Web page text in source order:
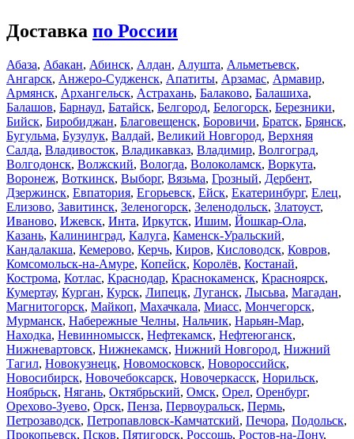
Доставка по России
Абаза, Абакан, Абинск, Алдан, Алушта, Альметьевск,
Ангарск, Анжеро-Судженск, Апатиты, Арзамас, Армавир,
Армянск, Архангельск, Астрахань, Балаково, Балашиха,
Балашов, Барнаул, Батайск, Белгород, Белогорск, Березники,
Бийск, Биробиджан, Благовещенск, Боровичи, Братск, Брянск,
Бугульма, Бузулук, Валдай, Великий Новгород, Верхняя
Салда, Владивосток, Владикавказ, Владимир, Волгоград,
Волгодонск, Волжский, Вологда, Волоколамск, Воркута,
Воронеж, Воткинск, Выборг, Вязьма, Грозный, Дербент,
Дзержинск, Евпатория, Егорьевск, Ейск, Екатеринбург, Елец,
Елизово, Завитинск, Зеленогорск, Зеленодольск, Златоуст,
Иваново, Ижевск, Инта, Иркутск, Ишим, Йошкар-Ола,
Казань, Калининград, Калуга, Каменск-Уральский,
Кандалакша, Кемерово, Керчь, Киров, Кисловодск, Ковров,
Комсомольск-на-Амуре, Копейск, Королёв, Костанай,
Кострома, Котлас, Краснодар, Краснокаменск, Красноярск,
Кумертау, Курган, Курск, Липецк, Луганск, Лысьва, Магадан,
Магнитогорск, Майкоп, Махачкала, Миасс, Мончегорск,
Мурманск, Набережные Челны, Нальчик, Нарьян-Мар,
Находка, Невинномысск, Нефтекамск, Нефтеюганск,
Нижневартовск, Нижнекамск, Нижний Новгород, Нижний
Тагил, Новокузнецк, Новомосковск, Новороссийск,
Новосибирск, Новочебоксарск, Новочеркасск, Норильск,
Ноябрьск, Нягань, Октябрьский, Омск, Орел, Оренбург,
Орехово-Зуево, Орск, Пенза, Первоуральск, Пермь,
Петрозаводск, Петропавловск-Камчатский, Печора, Подольск,
Прокопьевск, Псков, Пятигорск, Россошь, Ростов-на-Дону,